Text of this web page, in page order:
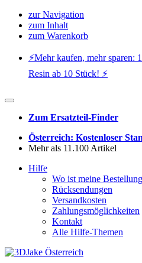
zur Navigation
zum Inhalt
zum Warenkorb
⚡️Mehr kaufen, mehr sparen:
Resin ab 10 Stück! ⚡️
Zum Ersatzteil-Finder
Österreich: Kostenloser
Mehr als 11.100 Artikel
Hilfe
Wo ist meine
Rücksendungen
Versandkosten
Zahlungsmöglichkeiten
Kontakt
Alle Hilfe-Themen